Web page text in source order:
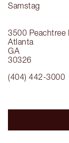
3500 Peachtree
Atlanta
GA
30326
(404) 442-3000
Samstag